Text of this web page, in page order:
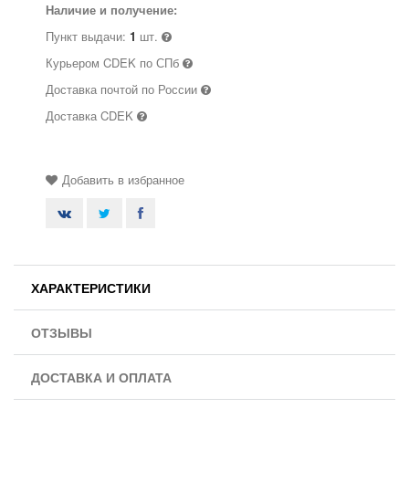
Наличие и получение:
Пункт выдачи: 1 шт.
Курьером CDEK по СПб
Доставка почтой по России
Доставка CDEK
Добавить в избранное
ХАРАКТЕРИСТИКИ
ОТЗЫВЫ
ДОСТАВКА И ОПЛАТА